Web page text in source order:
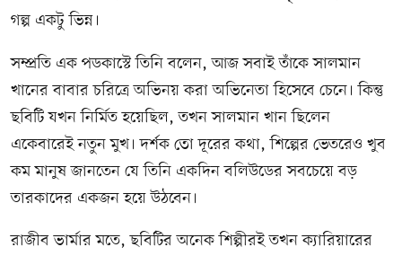
গল্প একটু ভিন্ন।
সম্প্রতি এক পডকাস্টে তিনি বলেন, আজ সবাই তাঁকে সালমান
খানের বাবার চরিত্রে অভিনয় করা অভিনেতা হিসেবে চেনে। কিন্তু
ছবিটি যখন নির্মিত হয়েছিল, তখন সালমান খান ছিলেন
একেবারেই নতুন মুখ। দর্শক তো দূরের কথা, শিল্পের ভেতরেও খুব
কম মানুষ জানতেন যে তিনি একদিন বলিউডের সবচেয়ে বড়
তারকাদের একজন হয়ে উঠবেন।
রাজীব ভার্মার মতে, ছবিটির অনেক শিল্পীরই তখন ক্যারিয়ারের